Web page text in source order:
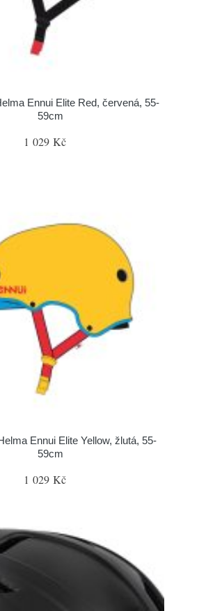
Ennui Elite Red, červená, 55-
59cm
1 029 Kč
Ennui Elite Yellow, žlutá, 55-
59cm
1 029 Kč